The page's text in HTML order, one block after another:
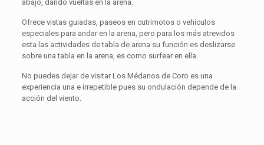
abajo, dando vueltas en la arena.
Ofrece vistas guiadas, paseos en cutrimotos o vehículos
especiales para andar en la arena, pero para los más atrevidos
esta las actividades de tabla de arena su función es deslizarse
sobre una tabla en la arena, es como surfear en ella.
No puedes dejar de visitar Los Médanos de Coro es una
experiencia una e irrepetible pues su ondulación depende de la
acción del viento.